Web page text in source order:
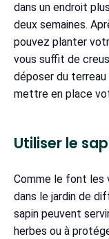
dans un endroit
deux semaines.
pouvez planter
vous suffit de
déposer du
mettre en place
Utiliser le
Comme le font les
dans le jardin de
sapin peuvent
herbes ou à